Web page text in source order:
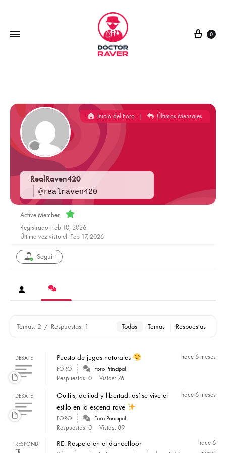
0
RealRaven420
@realraven420
Inicio del Foro| Últimos Mensajes
Active Member
Registrado: Feb 10, 2026
Última vez visto el: Feb 17, 2026
Seguir
Temas: 2 / Respuestas: 1 Todos Temas Respuestas
DEBATE Puesto de jugos naturales hace 6 meses
FORO Foro Principal
Respuestas: 0 Vistas: 76
DEBATE
Outfits, actitud y libertad: así se vive el
estilo en la escena rave
hace 6 meses
FORO Foro Principal
Respuestas: 0 Vistas: 89
RESPOND
RE: Respeto en el dancefloor
hace 6